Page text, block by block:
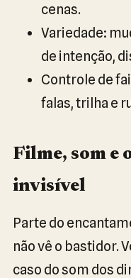
cenas.
Variedade:
de intenção,
Controle de
falas, trilha e
Filme, som e
invisível
Parte do
não vê o bastidor.
caso do som dos